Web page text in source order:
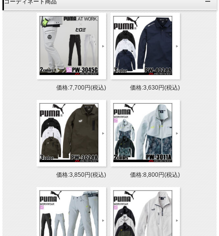
コーディネート商品
価格:7,700円(税込) 価格:3,630円(税込)
価格:3,850円(税込) 価格:8,800円(税込)